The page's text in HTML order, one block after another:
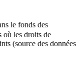
le fonds des
où les droits de
(source des données